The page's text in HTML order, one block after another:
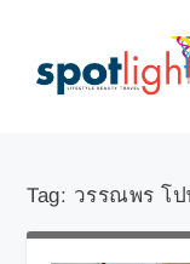
Tag: วรรณพร โ